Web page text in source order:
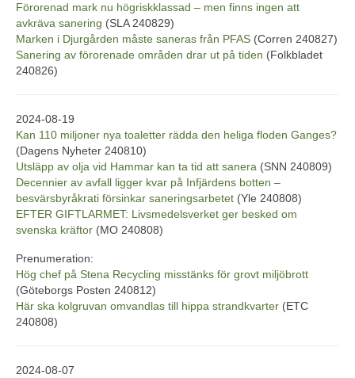
Förorenad mark nu högriskklassad – men finns ingen att
avkräva sanering (SLA 240829)
Marken i Djurgården måste saneras från PFAS (Corren 240827)
Sanering av förorenade områden drar ut på tiden (Folkbladet
240826)
2024-08-19
Kan 110 miljoner nya toaletter rädda den heliga floden Ganges?
(Dagens Nyheter 240810)
Utsläpp av olja vid Hammar kan ta tid att sanera (SNN 240809)
Decennier av avfall ligger kvar på Infjärdens botten –
besvärsbyråkrati försinkar saneringsarbetet (Yle 240808)
EFTER GIFTLARMET: Livsmedelsverket ger besked om
svenska kräftor (MO 240808)
Prenumeration:
Hög chef på Stena Recycling misstänks för grovt miljöbrott
(Göteborgs Posten 240812)
Här ska kolgruvan omvandlas till hippa strandkvarter (ETC
240808)
2024-08-07